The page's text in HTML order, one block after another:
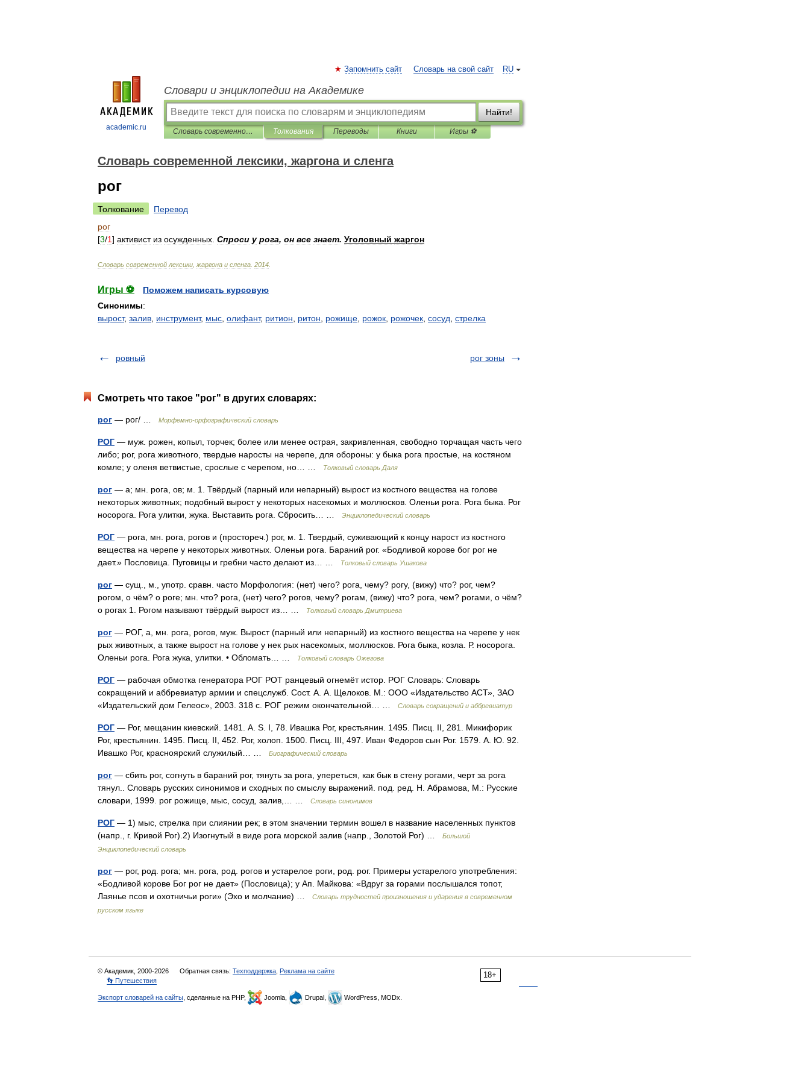
academic.ru
RU
Запомнить сайт Словарь на свой сайт
Словари и энциклопедии на Академике
Найти!
Cловарь современной лексики, жаргона и сленга Толкования Переводы Книги Игры ⚽
Cловарь современной лексики, жаргона и сленга
рог
Толкование
Перевод
рог
[3/1] активист из осужденных Спроси у рога, он все знает. Уголовный жаргон
Cловарь современной лексики жаргона и сленга 2014
Игры ⚽
Поможем написать курсовую
Синонимы:
вырост, залив инструмент, мыс олифант, ритион ритон рожище рожок рожочек сосуд стрелка
ровный рог зоны
Смотреть что такое "рог" в других словарях:
рог — рог/ … Морфемно-орфографический словарь
РОГ — муж. рожен, копыл, торчек; более или менее острая, закривленная, свободно торчащая часть чего
либо; рог, рога животного, твердые наросты на черепе, для обороны: у быка рога простые, на костяном
комле; у оленя ветвистые, срослые с черепом, но… …
Толковый словарь Даля
рог — а; мн. рога, ов; м. 1. Твёрдый (парный или непарный) вырост из костного вещества на голове
некоторых животных; подобный вырост у некоторых насекомых и моллюсков. Оленьи рога. Рога быка. Рог
носорога. Рога улитки, жука. Выставить рога. Сбросить… …
Энциклопедический словарь
РОГ — рога, мн. рога, рогов и (простореч.) рог, м. 1. Твердый, суживающий к концу нарост из костного
вещества на черепе у некоторых животных. Оленьи рога. Бараний рог. «Бодливой корове бог рог не
дает.» Пословица. Пуговицы и гребни часто делают из… …
Толковый словарь Ушакова
рог — сущ., м., употр. сравн. часто Морфология: (нет) чего? рога, чему? рогу, (вижу) что? рог, чем?
рогом, о чём? о роге; мн. что? рога, (нет) чего? рогов, чему? рогам, (вижу) что? рога, чем? рогами, о чём?
о рогах 1. Рогом называют твёрдый вырост из… …
Толковый словарь Дмитриева
рог — РОГ, а, мн. рога, рогов, муж. Вырост (парный или непарный) из костного вещества на черепе у нек
рых животных, а также вырост на голове у нек рых насекомых, моллюсков. Рога быка, козла. Р. носорога.
Оленьи рога. Рога жука, улитки. • Обломать… …
Толковый словарь Ожегова
РОГ — рабочая обмотка генератора РОГ РОТ ранцевый огнемёт истор. РОГ Словарь: Словарь
сокращений и аббревиатур армии и спецслужб. Сост. А. А. Щелоков. М.: ООО «Издательство АСТ», ЗАО
«Издательский дом Гелеос», 2003. 318 с. РОГ режим окончательной… …
Словарь сокращений и аббревиатур
РОГ — Рог, мещанин киевский. 1481. A. S. I, 78. Ивашка Рог, крестьянин. 1495. Писц. II, 281. Микифорик
Рог, крестьянин. 1495. Писц. II, 452. Рог, холоп. 1500. Писц. III, 497. Иван Федоров сын Рог. 1579. А. Ю. 92.
Ивашко Рог, красноярский служилый… …
Биографический словарь
рог — сбить рог, согнуть в бараний рог, тянуть за рога, упереться, как бык в стену рогами, черт за рога
тянул.. Словарь русских синонимов и сходных по смыслу выражений. под. ред. Н. Абрамова, М.: Русские
словари, 1999. рог рожище, мыс, сосуд, залив,… …
Словарь синонимов
РОГ — 1) мыс, стрелка при слиянии рек; в этом значении термин вошел в название населенных пунктов
(напр., г. Кривой Рог).2) Изогнутый в виде рога морской залив (напр., Золотой Рог) …
Большой
Энциклопедический словарь
рог — рог, род. рога; мн. рога, род. рогов и устарелое роги, род. рог. Примеры устарелого употребления:
«Бодливой корове Бог рог не дает» (Пословица); у Ап. Майкова: «Вдруг за горами послышался топот,
Лаянье псов и охотничьи роги» (Эхо и молчание) …
Словарь трудностей произношения и ударения в современном
русском языке
18+
© Академик, 2000-2026 Обратная связь: Техподдержка Реклама на сайте
👣 Путешествия
Экспорт словарей на сайты , сделанные на PHP, Joomla, Drupal, WordPress, MODx.